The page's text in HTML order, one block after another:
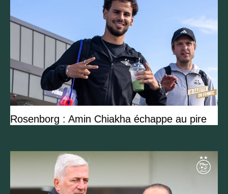
Rosenborg : Amin Chiakha échappe au pire